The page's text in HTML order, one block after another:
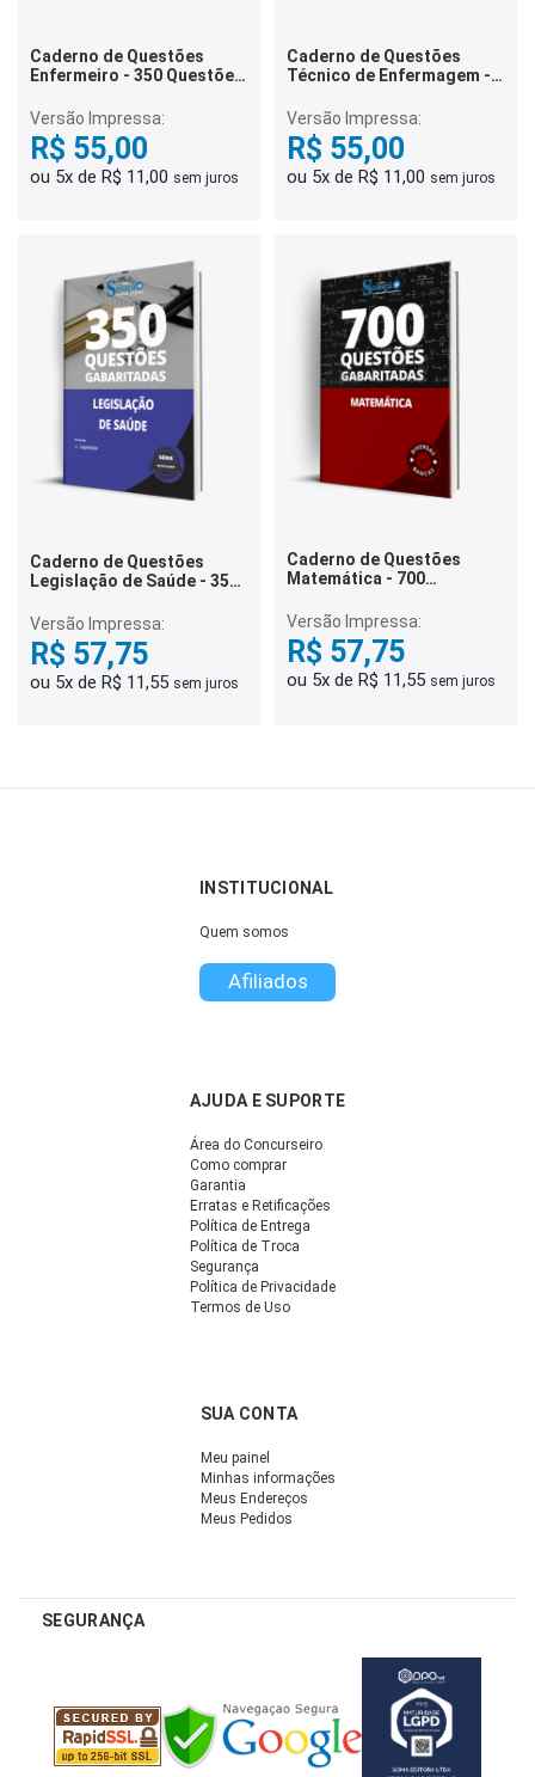
Caderno de Questões
Enfermeiro - 350 Questões
Versão Impressa:
R$ 55,00
ou 5x de R$ 11,00 sem juros
Caderno de Questões
Técnico de Enfermagem -
Versão Impressa:
R$ 55,00
ou 5x de R$ 11,00 sem juros
Caderno de Questões
Legislação de Saúde - 350
Versão Impressa:
R$ 57,75
ou 5x de R$ 11,55 sem juros
Caderno de Questões
Matemática - 700
Versão Impressa:
R$ 57,75
ou 5x de R$ 11,55 sem juros
INSTITUCIONAL
Quem somos
Afiliados
AJUDA E SUPORTE
Área do Concurseiro
Como comprar
Garantia
Erratas e Retificações
Política de Entrega
Política de Troca
Segurança
Política de Privacidade
Termos de Uso
SUA CONTA
Meu painel
Minhas informações
Meus Endereços
Meus Pedidos
SEGURANÇA